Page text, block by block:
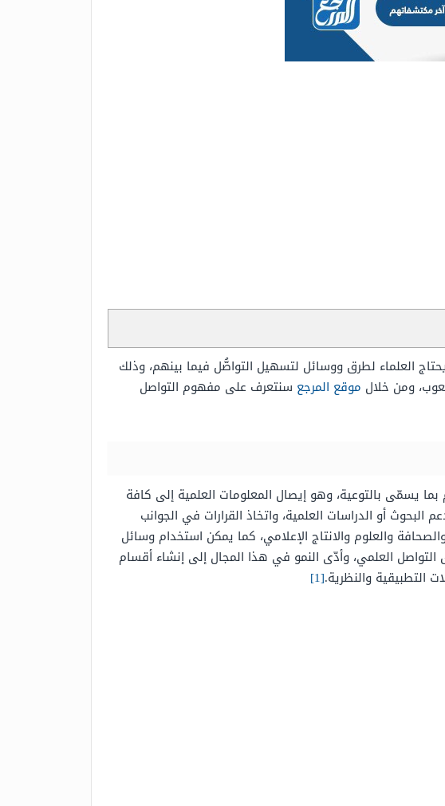
العلماء لطرق ووسائل لتسهيل التواصُّل فيما بينهم، وذلك
ومن خلال موقع المرجع سنتعرف على مفهوم التواصل
يسمّى بالتوعية، وهو إيصال المعلومات العلمية إلى كافة
أو الدراسات العلمية، واتخاذ القرارات في الجوانب
والعلوم والانتاج الإعلامي، كما يمكن استخدام وسائل
التواصل العلمي، وأدّى النمو في هذا المجال إلى إنشاء أقسام
والنظرية.[1]